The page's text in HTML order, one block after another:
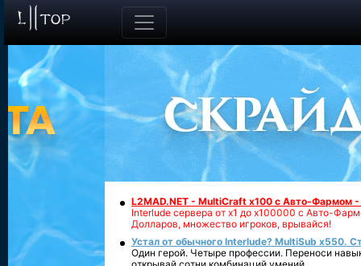
L2MAD.NET - MultiCraft x100 с Авто-Фармом
Interlude сервера от х1 до х100000 с Авто-
Долларов, множество игроков, врывайся!
Устал от обычного Interlude? MultiSub x550.
Один герой. Четыре профессии. Переноси